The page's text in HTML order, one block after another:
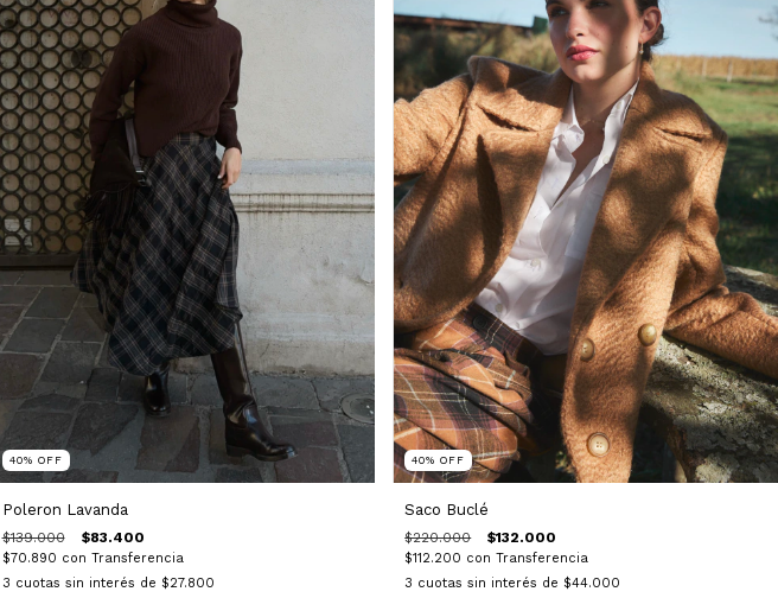
40% OFF
Poleron Lavanda
$139.000 $83.400
$70.890 con Transferencia
3 cuotas sin interés de $27.800
40%OFF
Saco Buclé
$220.000 $132.000
$112.200 con Transferencia
3 cuotas sin interés de $44.000